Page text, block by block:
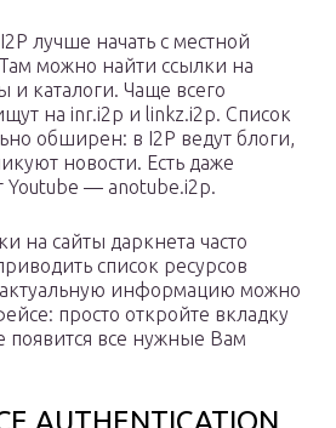
лучше начать с местной
можно найти ссылки на
каталоги. Чаще всего
на inr.i2p и linkz.i2p. Список
обширен: в I2P ведут блоги,
новости. Есть даже
Youtube — anotube.i2p.
на сайты даркнета часто
список ресурсов
актуальную информацию можно
просто откройте вкладку
появится все нужные Вам